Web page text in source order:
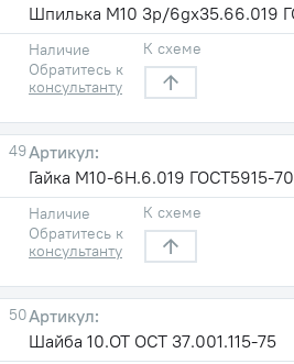
Шпилька М10 3р/6gх35.66.019
Наличие
Обратитесь к
консультанту
К схеме
49
Гайка М10-6Н.6.019 ГОСТ5915-70
Наличие
Обратитесь к
консультанту
К схеме
50
Шайба 10.ОТ ОСТ 37.001.115-75